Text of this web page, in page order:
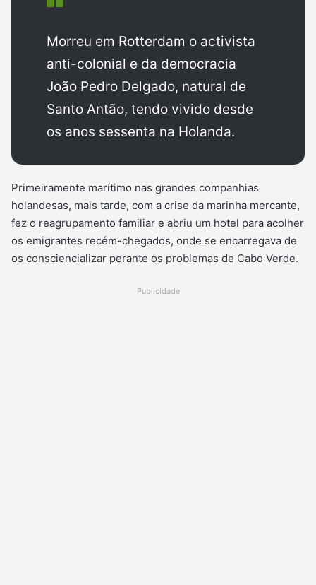
Morreu em Rotterdam o activista
anti-colonial e da democracia
João Pedro Delgado, natural de
Santo Antão, tendo vivido desde
os anos sessenta na Holanda.
Primeiramente marítimo nas grandes companhias
holandesas, mais tarde, com a crise da marinha mercante,
fez o reagrupamento familiar e abriu um hotel para acolher
os emigrantes recém-chegados, onde se encarregava de
os consciencializar perante os problemas de Cabo Verde.
Publicidade